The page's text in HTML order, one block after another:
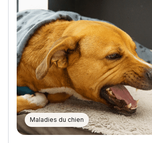
Maladies du chien